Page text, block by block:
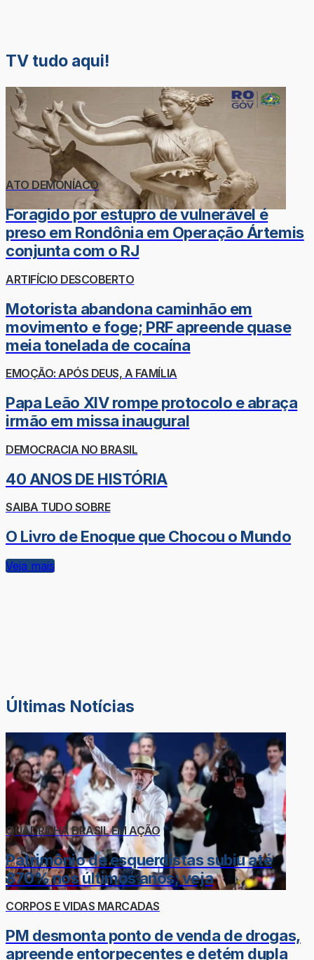
TV tudo aqui!
ATO DEMONÍACO
Foragido por estupro de vulnerável é
preso em Rondônia em Operação Ártemis
conjunta com o RJ
ARTIFÍCIO DESCOBERTO
Motorista abandona caminhão em
movimento e foge; PRF apreende quase
meia tonelada de cocaína
EMOÇÃO: APÓS DEUS, A FAMÍLIA
Papa Leão XIV rompe protocolo e abraça
irmão em missa inaugural
DEMOCRACIA NO BRASIL
40 ANOS DE HISTÓRIA
SAIBA TUDO SOBRE
O Livro de Enoque que Chocou o Mundo
Veja mais
Últimas Notícias
QUADRILHA BRASIL EM AÇÃO
Patrimônio de esquerdistas subiu até
870% nos últimos anos; veja
CORPOS E VIDAS MARCADAS
PM desmonta ponto de venda de drogas,
apreende entorpecentes e detém dupla